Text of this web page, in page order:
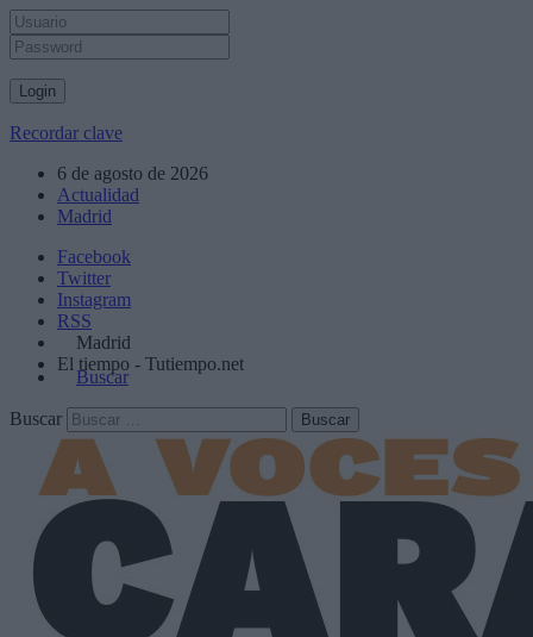
Recordar clave
6 de agosto de 2026
Actualidad
Madrid
Facebook
Twitter
Instagram
RSS
Madrid
El tiempo - Tutiempo.net
Buscar
Buscar